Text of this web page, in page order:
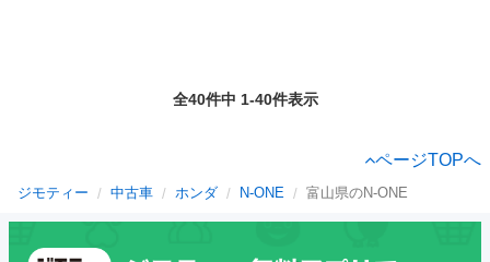
全40件中 1-40件表示
ページTOPへ
ジモティー 中古車 ホンダ N-ONE 富山県のN-ONE